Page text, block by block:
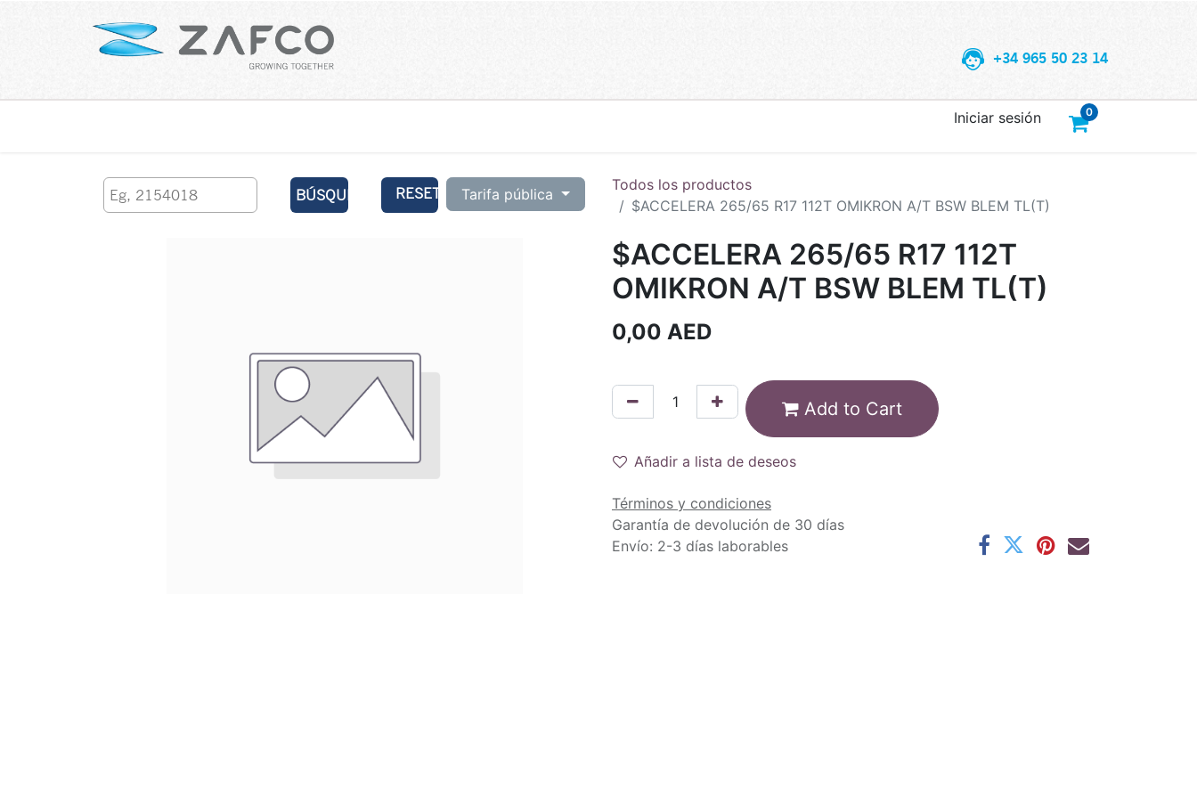
+34 965 50 23 14
0
Iniciar sesión
BÚSQUEDA RESET Tarifa pública
Todos los productos
$ACCELERA 265/65 R17 112T OMIKRON A/T BSW BLEM TL(T)
$ACCELERA 265/65 R17 112T
OMIKRON A/T BSW BLEM TL(T)
0,00 AED
Add to Cart
Añadir a lista de deseos
Términos y condiciones
Garantía de devolución de 30 días
Envío: 2-3 días laborables